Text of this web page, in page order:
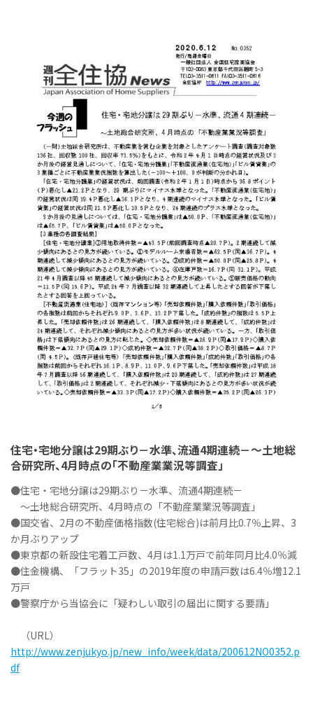
住宅・宅地分譲は29期ぶり－水準、流通4期連続－～土地総
合研究所、4月時点の「不動産業業況等調査」
●住宅・宅地分譲は29期ぶり－水準、流通4期連続－
～土地総合研究所、4月時点の「不動産業業況等調査」
●国交省、2月の不動産価格指数(住宅総合)は前月比0.7％上昇、3
か月ぶりアップ
●東京都の新設住宅着工戸数、4月は1.1万戸で前年同月比4.0％減
●住金機構、「フラット35」の2019年度の申請戸数は6.4％増12.1
万戸
●警察庁から当協会に「疑わしい取引の届出に関する要請」
（URL）
http://www.zenjukyo.jp/new_info/week/data/200612NO0352.p
df